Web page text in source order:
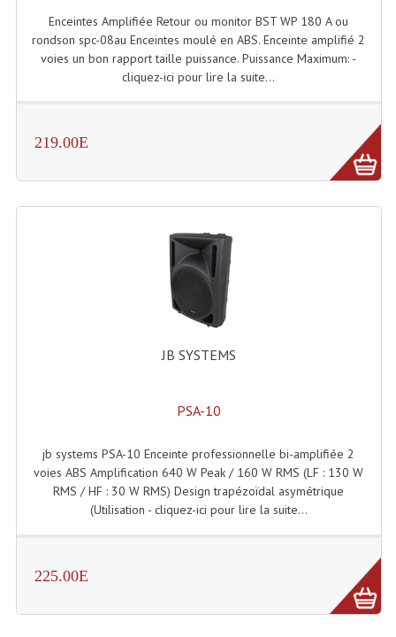
Rack 19 Pouces Multiplis
Accessoires Flight-Case Coins Roulettes
Machines À Effets Fumées, Mousses, Liquid
Machines À Brouillard
Lanceur De Flammes Et Cartouche De Gaz
Machines À Bulles
Machines À Fumée Lourde
Machines À Mousse, Neige, Liquides
Enceintes Amplifiée Retour ou monitor BST WP 180 A ou
rondson spc-08au Enceintes moulé en ABS. Enceinte amplifié 2
voies un bon rapport taille puissance. Puissance Maximum: -
cliquez-ici pour lire la suite...
219.00E
JB SYSTEMS
PSA-10
jb systems PSA-10 Enceinte professionnelle bi-amplifiée 2
voies ABS Amplification 640 W Peak / 160 W RMS (LF : 130 W
RMS / HF : 30 W RMS) Design trapézoïdal asymétrique
(Utilisation - cliquez-ici pour lire la suite...
225.00E